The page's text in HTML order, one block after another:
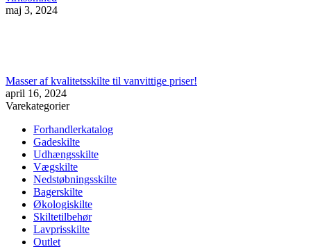
maj 3, 2024
Masser af kvalitetsskilte til vanvittige priser!
april 16, 2024
Varekategorier
Forhandlerkatalog
Gadeskilte
Udhængsskilte
Vægskilte
Nedstøbningsskilte
Bagerskilte
Økologiskilte
Skiltetilbehør
Lavprisskilte
Outlet